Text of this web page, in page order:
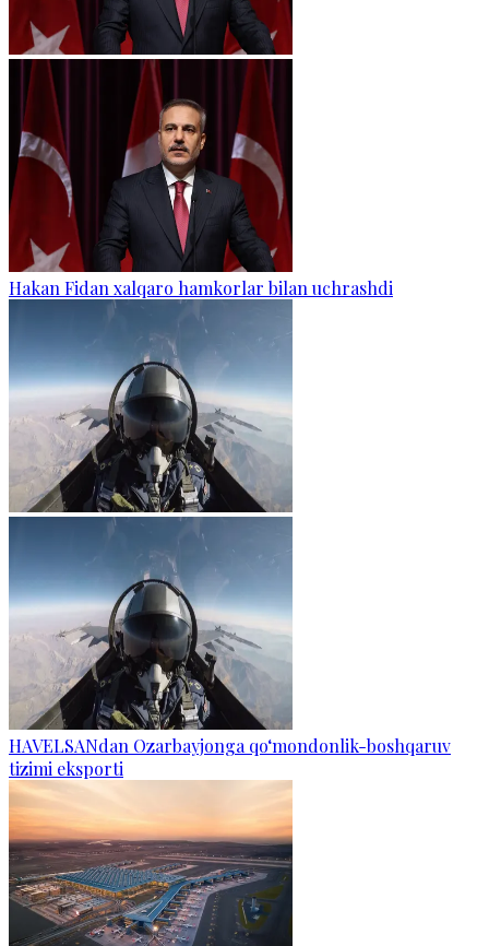
Hakan Fidan xalqaro hamkorlar bilan uchrashdi
HAVELSANdan Ozarbayjonga qo‘mondonlik-boshqaruv
tizimi eksporti